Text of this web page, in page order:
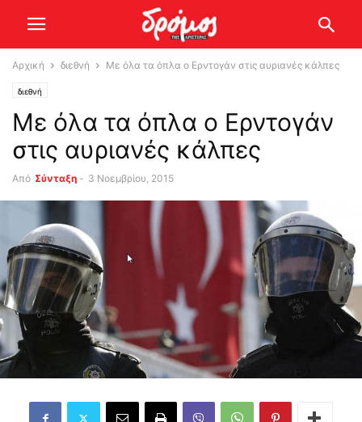
Αρχική διεθνή Με όλα τα όπλα ο Ερντογάν στις αυριανές κάλπες
διεθνή
Με όλα τα όπλα ο Ερντογάν
στις αυριανές κάλπες
Από Σύνταξη - 3 Νοεμβρίου, 2015